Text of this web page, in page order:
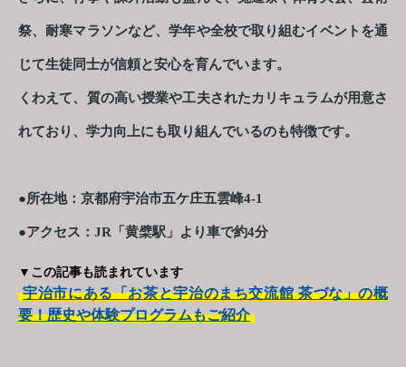
祭、耐寒マラソンなど、学年や全校で取り組むイベントを通
じて生徒同士が信頼と安心を育んでいます。
くわえて、質の高い授業や工夫されたカリキュラムが用意さ
れており、学力向上にも取り組んでいるのも特徴です。
●所在地：京都府宇治市五ケ庄五雲峰4-1
●アクセス：JR「黄檗駅」より車で約4分
▼この記事も読まれています
宇治市にある「お茶と宇治のまち交流館 茶づな」の概
要！歴史や体験プログラムもご紹介